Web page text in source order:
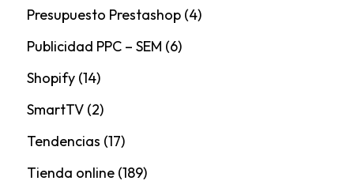
Presupuesto Prestashop(4)
Publicidad PPC – SEM (6)
Shopify(14)
SmartTV(2)
Tendencias (17)
Tienda online(189)